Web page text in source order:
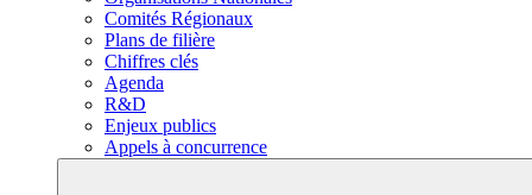
Comités Régionaux
Plans de filière
Chiffres clés
Agenda
R&D
Enjeux publics
Appels à concurrence